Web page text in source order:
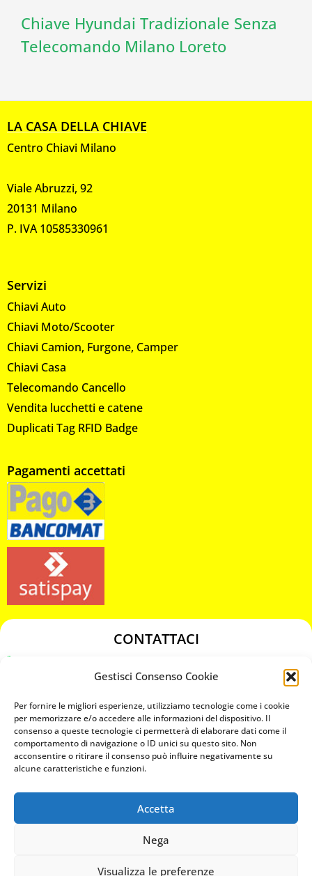
Gestisci Consenso Cookie
Per fornire le migliori esperienze, utilizziamo tecnologie come i cookie
per memorizzare e/o accedere alle informazioni del dispositivo. Il
consenso a queste tecnologie ci permetterà di elaborare dati come il
comportamento di navigazione o ID unici su questo sito. Non
acconsentire o ritirare il consenso può influire negativamente su
alcune caratteristiche e funzioni.
Accetta
Nega
Visualizza le preferenze
Chiave Hyundai Tradizionale Senza
Telecomando Milano Loreto
LA CASA DELLA CHIAVE
Centro Chiavi Milano
Viale Abruzzi, 92
20131 Milano
P. IVA 10585330961
Servizi
Chiavi Auto
Chiavi Moto/Scooter
Chiavi Camion, Furgone, Camper
Chiavi Casa
Telecomando Cancello
Vendita lucchetti e catene
Duplicati Tag RFID Badge
Pagamenti accettati
CONTATTACI
chiavicodificate@gmail.com
Privacy Policy
Cookie Policy
MAPS
CHIAMA ORA